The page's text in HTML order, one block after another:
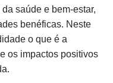
saúde e bem-estar,
benéficas. Neste
o que é a
os impactos positivos